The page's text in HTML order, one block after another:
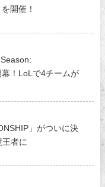
開催！
！LoLで4チームが
」がついに決
者に